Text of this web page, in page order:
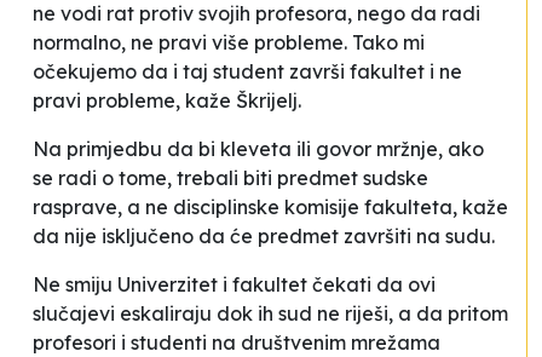
ne vodi rat protiv svojih profesora, nego da radi
normalno, ne pravi više probleme. Tako mi
očekujemo da i taj student završi fakultet i ne
pravi probleme, kaže Škrijelj.
Na primjedbu da bi kleveta ili govor mržnje, ako
se radi o tome, trebali biti predmet sudske
rasprave, a ne disciplinske komisije fakulteta, kaže
da nije isključeno da će predmet završiti na sudu.
Ne smiju Univerzitet i fakultet čekati da ovi
slučajevi eskaliraju dok ih sud ne riješi, a da pritom
profesori i studenti na društvenim mrežama